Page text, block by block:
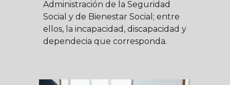
Administración de la Seguridad
Social y de Bienestar Social ; entre
ellos, laincapacidad , discapacidad y
dependecia que corresponda.